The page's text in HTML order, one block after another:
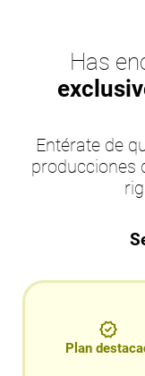
Has
Entérate de
producciones
Plan